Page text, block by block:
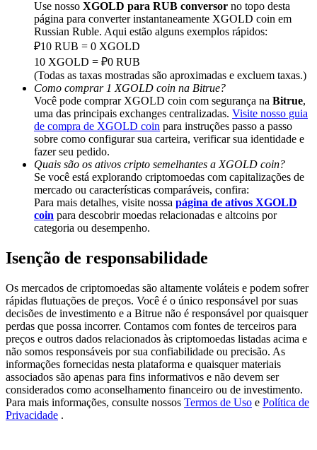
Deposit & Trade BTC to Share 25000 USDT prize pool!
Deposit CASHCAT & Win
Share 500000 CASHCAT prize pool
Exclusive for BitMart Users
Register & Trade to Win 500,000 USDT
Precious Metals Trading Carnival
Trade Gold & Silver · 33,333 USDT Bonus
USDT New User Exclusive 10% APR
USDT Flexible Staking | Daily Rewards
BTC New User Exclusive: 6.5% APR
Use nosso XGOLD para RUB conversor no topo desta
página para converter instantaneamente XGOLD coin em
Russian Ruble. Aqui estão alguns exemplos rápidos:
₽10 RUB = 0 XGOLD
10 XGOLD = ₽0 RUB
(Todas as taxas mostradas são aproximadas e excluem taxas.)
Como comprar 1 XGOLD coin na Bitrue?
Você pode comprar XGOLD coin com segurança na Bitrue,
uma das principais exchanges centralizadas. Visite nosso guia
de compra de XGOLD coin para instruções passo a passo
sobre como configurar sua carteira, verificar sua identidade e
fazer seu pedido.
Quais são os ativos cripto semelhantes a XGOLD coin?
Se você está explorando criptomoedas com capitalizações de
mercado ou características comparáveis, confira:
Para mais detalhes, visite nossa página de ativos XGOLD
coin para descobrir moedas relacionadas e altcoins por
categoria ou desempenho.
Isenção de responsabilidade
Os mercados de criptomoedas são altamente voláteis e podem sofrer
rápidas flutuações de preços. Você é o único responsável por suas
decisões de investimento e a Bitrue não é responsável por quaisquer
perdas que possa incorrer. Contamos com fontes de terceiros para
preços e outros dados relacionados às criptomoedas listadas acima e
não somos responsáveis por sua confiabilidade ou precisão. As
informações fornecidas nesta plataforma e quaisquer materiais
associados são apenas para fins informativos e não devem ser
considerados como aconselhamento financeiro ou de investimento.
Para mais informações, consulte nossos Termos de Uso e Política de
Privacidade .